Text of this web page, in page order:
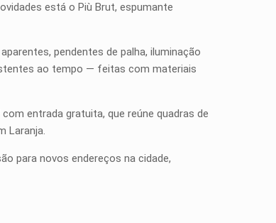
está o Più Brut, espumante
pendentes de palha, iluminação
ao tempo — feitas com materiais
entrada gratuita, que reúne quadras de
Laranja.
para novos endereços na cidade,